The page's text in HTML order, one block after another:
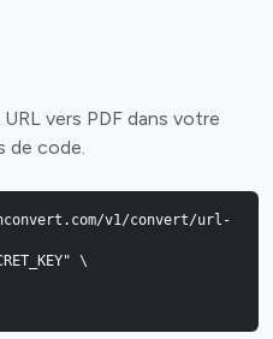
vers PDF dans votre
de code.
v1/convert/url-